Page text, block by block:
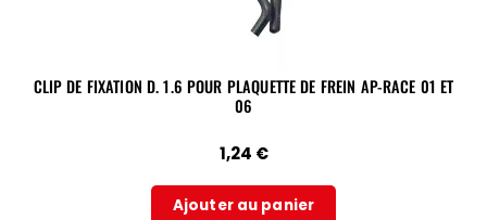
CLIP DE FIXATION D. 1.6 POUR PLAQUETTE DE FREIN AP-RACE 01 ET
06
1,24 €
Ajouter au panier